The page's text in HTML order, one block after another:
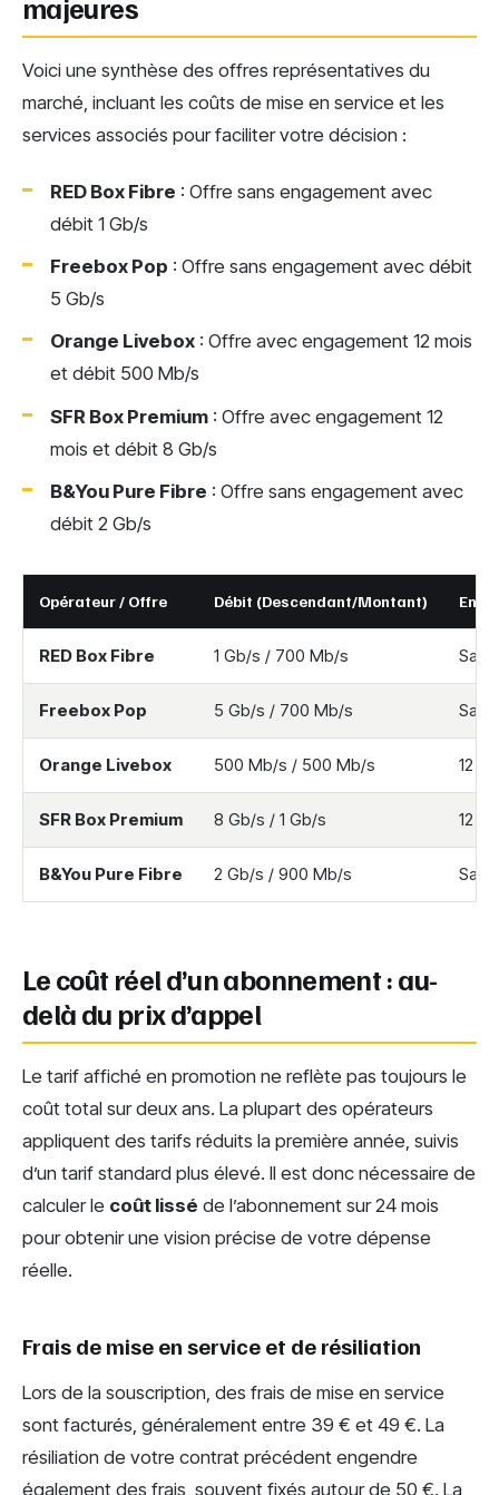
majeures
Voici une synthèse des offres représentatives du
marché, incluant les coûts de mise en service et les
services associés pour faciliter votre décision :
RED Box Fibre : Offre sans engagement avec
débit 1 Gb/s
Freebox Pop : Offre sans engagement avec débit
5 Gb/s
Orange Livebox : Offre avec engagement 12 mois
et débit 500 Mb/s
SFR Box Premium : Offre avec engagement 12
mois et débit 8 Gb/s
B&You Pure Fibre : Offre sans engagement avec
débit 2 Gb/s
Opérateur / Offre Débit (Descendant/Montant)
RED Box Fibre 1 Gb/s / 700 Mb/s
Freebox Pop 5 Gb/s / 700 Mb/s
Orange Livebox 500 Mb/s / 500 Mb/s 12
SFR Box Premium 8 Gb/s / 1 Gb/s 12
B&You Pure Fibre 2 Gb/s / 900 Mb/s
Le coût réel d’un abonnement : au-
delà du prix d’appel
Le tarif affiché en promotion ne reflète pas toujours le
coût total sur deux ans. La plupart des opérateurs
appliquent des tarifs réduits la première année, suivis
d’un tarif standard plus élevé. Il est donc nécessaire de
calculer le coût lissé de l’abonnement sur 24 mois
pour obtenir une vision précise de votre dépense
réelle.
Frais de mise en service et de résiliation
Lors de la souscription, des frais de mise en service
sont facturés, généralement entre 39 € et 49 €. La
résiliation de votre contrat précédent engendre
également des frais, souvent fixés autour de 50 €. La